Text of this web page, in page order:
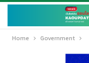
Home Government